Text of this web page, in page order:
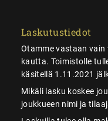
Laskutustiedot
Otamme vastaan vain
kautta. Toimistolle
käsitellä 1.11.2021
Mikäli lasku koskee
joukkueen nimi ja